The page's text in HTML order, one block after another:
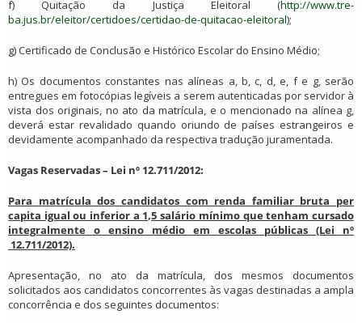
f) Quitação da Justiça Eleitoral (http://www.tre-
ba.jus.br/eleitor/certidoes/certidao-de-quitacao-eleitoral);
g) Certificado de Conclusão e Histórico Escolar do Ensino Médio;
h) Os documentos constantes nas alíneas a, b, c, d, e, f e g, serão
entregues em fotocópias legíveis a serem autenticadas por servidor à
vista dos originais, no ato da matrícula, e o mencionado na alínea g,
deverá estar revalidado quando oriundo de países estrangeiros e
devidamente acompanhado da respectiva tradução juramentada.
Vagas Reservadas – Lei nº 12.711/2012:
Para matrícula dos candidatos com renda familiar bruta per
capita igual ou inferior a 1,5 salário mínimo que tenham cursado
integralmente o ensino médio em escolas públicas (Lei nº
12.711/2012).
Apresentação, no ato da matrícula, dos mesmos documentos
solicitados aos candidatos concorrentes às vagas destinadas a ampla
concorrência e dos seguintes documentos: